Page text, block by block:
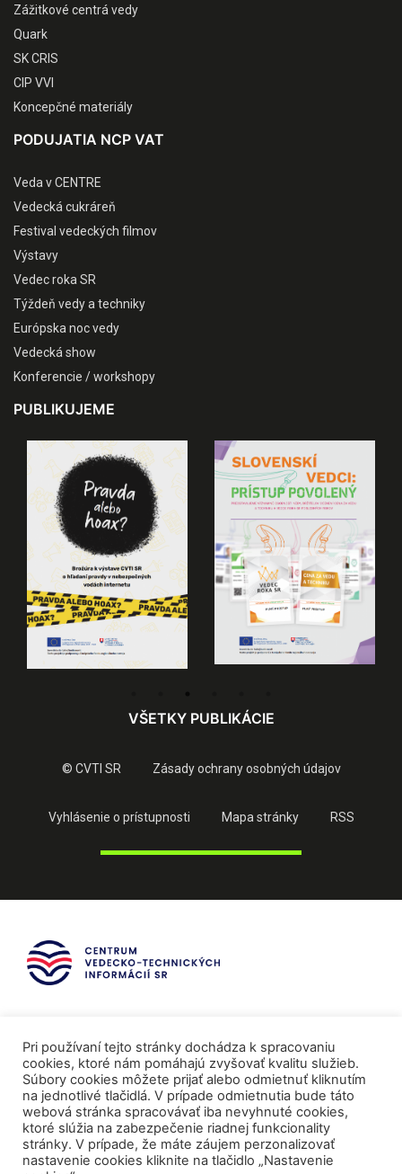
Zážitkové centrá vedy
Quark
SK CRIS
CIP VVI
Koncepčné materiály
PODUJATIA NCP VAT
Veda v CENTRE
Vedecká cukráreň
Festival vedeckých filmov
Výstavy
Vedec roka SR
Týždeň vedy a techniky
Európska noc vedy
Vedecká show
Konferencie / workshopy
PUBLIKUJEME
VŠETKY PUBLIKÁCIE
© CVTI SR Zásady ochrany osobných údajov
Vyhlásenie o prístupnosti Mapa stránky RSS
Pri používaní tejto stránky dochádza k spracovaniu
cookies, ktoré nám pomáhajú zvyšovať kvalitu služieb.
Súbory cookies môžete prijať alebo odmietnuť kliknutím
na jednotlivé tlačidlá. V prípade odmietnutia bude táto
webová stránka spracovávať iba nevyhnuté cookies,
ktoré slúžia na zabezpečenie riadnej funkcionality
stránky. V prípade, že máte záujem perzonalizovať
nastavenie cookies kliknite na tlačidlo „Nastavenie